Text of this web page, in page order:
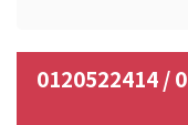
0120522414 /